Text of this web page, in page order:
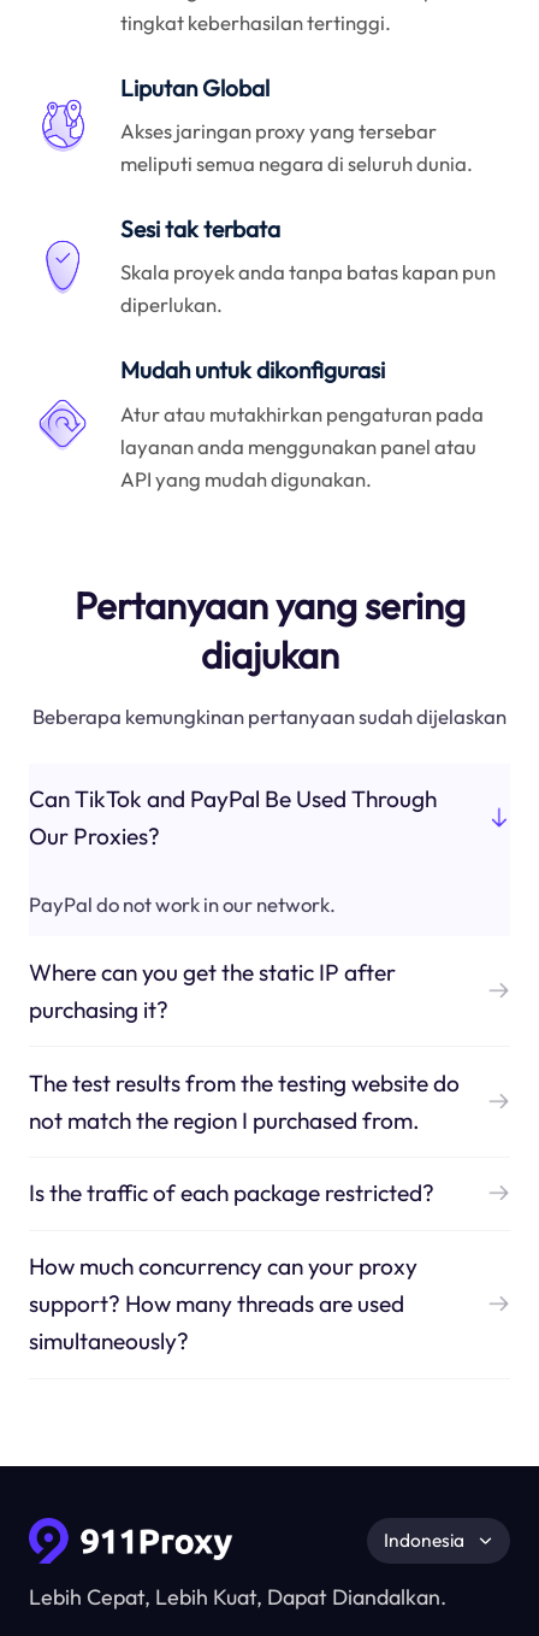
tingkat keberhasilan tertinggi.
Liputan Global
Akses jaringan proxy yang tersebar
meliputi semua negara di seluruh dunia.
Sesi tak terbata
Skala proyek anda tanpa batas kapan pun
diperlukan.
Mudah untuk dikonfigurasi
Atur atau mutakhirkan pengaturan pada
layanan anda menggunakan panel atau
API yang mudah digunakan.
Pertanyaan yang sering
diajukan
Beberapa kemungkinan pertanyaan sudah dijelaskan
Can TikTok and PayPal Be Used Through
Our Proxies?
PayPal do not work in our network.
Where can you get the static IP after
purchasing it?
The test results from the testing website do
not match the region I purchased from.
Is the traffic of each package restricted?
How much concurrency can your proxy
support? How many threads are used
simultaneously?
Lebih Cepat, Lebih Kuat, Dapat Diandalkan.
Indonesia